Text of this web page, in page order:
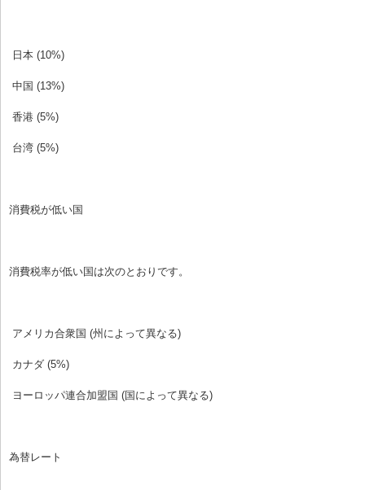
日本 (10%)
中国 (13%)
香港 (5%)
台湾 (5%)
消費税が低い国
消費税率が低い国は次のとおりです。
アメリカ合衆国 (州によって異なる)
カナダ (5%)
ヨーロッパ連合加盟国 (国によって異なる)
為替レート